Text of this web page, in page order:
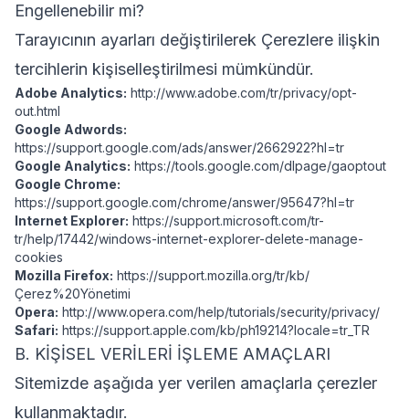
Engellenebilir mi?
Tarayıcının ayarları değiştirilerek Çerezlere ilişkin
tercihlerin kişiselleştirilmesi mümkündür.
Adobe Analytics: http://www.adobe.com/tr/privacy/opt-
out.html
Google Adwords:
https://support.google.com/ads/answer/2662922?hl=tr
Google Analytics: https://tools.google.com/dlpage/gaoptout
Google Chrome:
https://support.google.com/chrome/answer/95647?hl=tr
Internet Explorer: https://support.microsoft.com/tr-
tr/help/17442/windows-internet-explorer-delete-manage-
cookies
Mozilla Firefox: https://support.mozilla.org/tr/kb/
Çerez%20Yönetimi
Opera: http://www.opera.com/help/tutorials/security/privacy/
Safari: https://support.apple.com/kb/ph19214?locale=tr_TR
B. KİŞİSEL VERİLERİ İŞLEME AMAÇLARI
Sitemizde aşağıda yer verilen amaçlarla çerezler
kullanmaktadır.